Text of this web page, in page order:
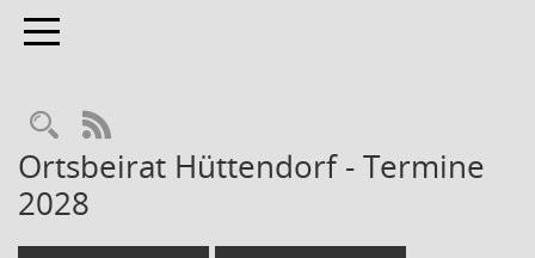
Toggle navigation
Rechercheauswahl
RSS-Feed
Ortsbeirat Hüttendorf - Termine
2028